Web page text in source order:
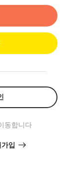
동합니다
입